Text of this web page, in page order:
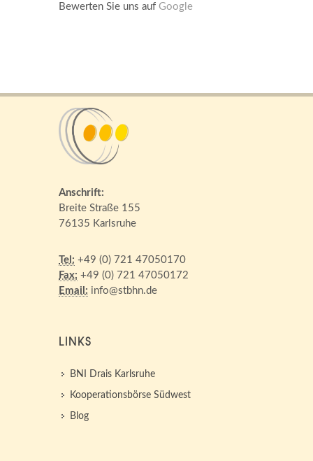
Bewerten Sie uns auf Google
Anschrift:
Breite Straße 155
76135 Karlsruhe
Tel: +49 (0) 721 47050170
Fax: +49 (0) 721 47050172
Email: info@stbhn.de
LINKS
BNI Drais Karlsruhe
Kooperationsbörse Südwest
Blog